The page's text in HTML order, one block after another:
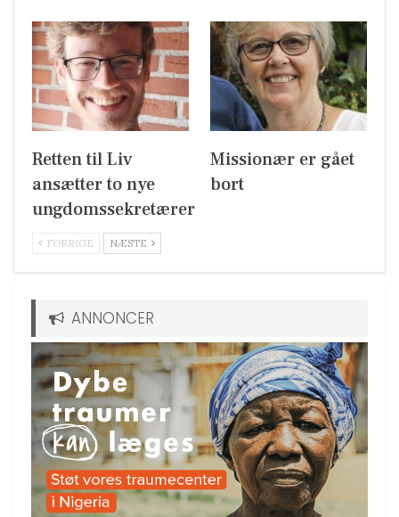
Retten til Liv
ansætter to nye
ungdomssekretærer
Missionær er gået
bort
FORRIGE NÆSTE
ANNONCER